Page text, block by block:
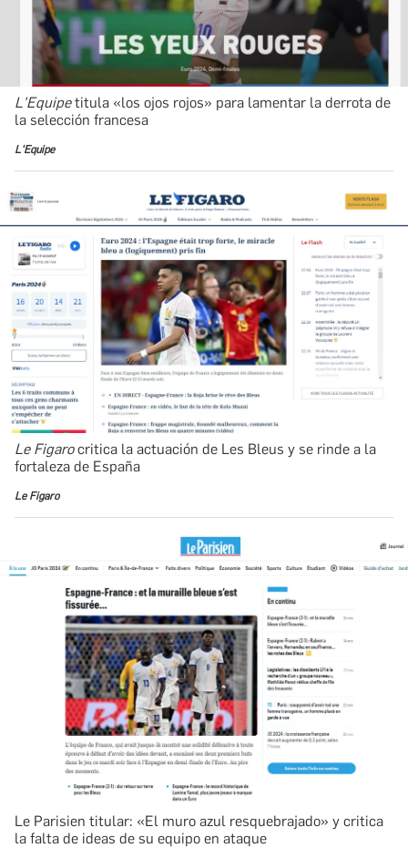
L'Equipetitula «los ojos rojos» para lamentar la derrota de
la selección francesa
L'Equipe
Le Figarocritica la actuación de Les Bleus y se rinde a la
fortaleza de España
Le Figaro
Le Parisien titular: «El muro azul resquebrajado» y critica
la falta de ideas de su equipo en ataque